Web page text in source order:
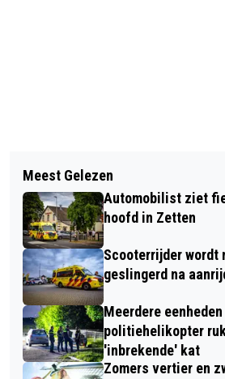
ORANJEVERENIGING
HEMMEN HEEFT DE
GEKREGEN
IN DE NAZOMER WEER
EVENSONG IN DE
Meest Gelezen
Automobilist ziet
hoofd in Zetten
Scooterrijder wordt
geslingerd na
Meerdere eenheden
politiehelikopter
'inbrekende' kat
Zomers vertier en